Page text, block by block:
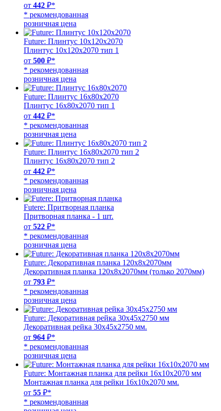
от 442 ₽*
* рекомендованная
розничная цена
Future: Плинтус 10х120х2070
Плинтус 10х120х2070 тип 1
от 500 ₽*
* рекомендованная
розничная цена
Future: Плинтус 16х80х2070
Плинтус 16х80х2070 тип 1
от 442 ₽*
* рекомендованная
розничная цена
Future: Плинтус 16х80х2070 тип 2
Плинтус 16х80х2070 тип 2
от 442 ₽*
* рекомендованная
розничная цена
Futere: Притворная планка
Притворная планка - 1 шт.
от 522 ₽*
* рекомендованная
розничная цена
Future: Декоративная планка 120х8х2070мм
Декоративная планка 120х8х2070мм (только 2070мм)
от 793 ₽*
* рекомендованная
розничная цена
Future: Декоративная рейка 30х45х2750 мм
Декоративная рейка 30х45х2750 мм.
от 964 ₽*
* рекомендованная
розничная цена
Future: Монтажная планка для рейки 16х10х2070 мм
Монтажная планка для рейки 16х10х2070 мм.
от 55 ₽*
* рекомендованная